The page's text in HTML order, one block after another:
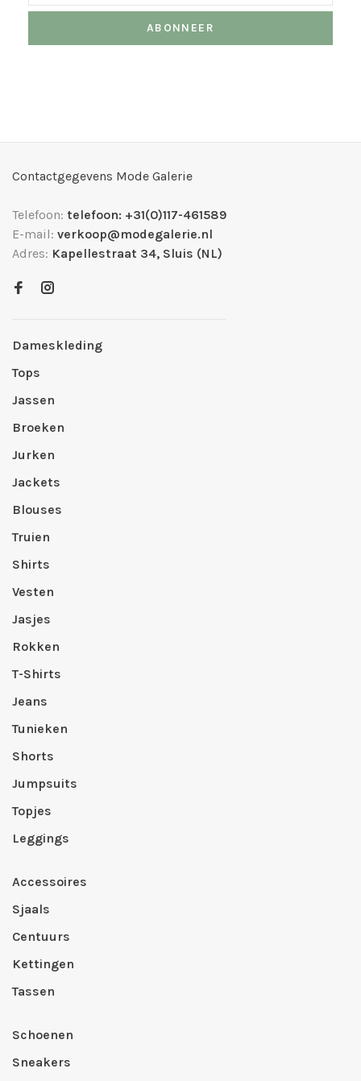
ABONNEER
Contactgegevens Mode Galerie
Telefoon: telefoon: +31(0)117-461589
E-mail: verkoop@modegalerie.nl
Adres: Kapellestraat 34, Sluis (NL)
Dameskleding
Tops
Jassen
Broeken
Jurken
Jackets
Blouses
Truien
Shirts
Vesten
Jasjes
Rokken
T-Shirts
Jeans
Tunieken
Shorts
Jumpsuits
Topjes
Leggings
Accessoires
Sjaals
Centuurs
Kettingen
Tassen
Schoenen
Sneakers